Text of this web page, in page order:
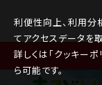
利便性向上、利用分
てアクセスデータを
詳しくは「クッキー
ら可能です。